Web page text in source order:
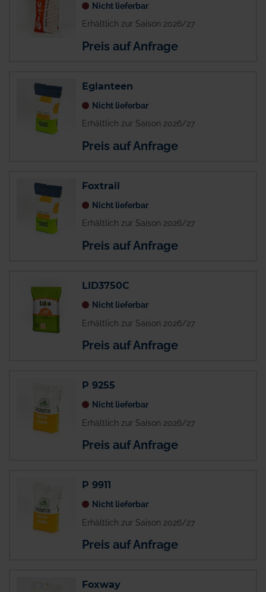
Nicht lieferbar
Erhältlich zur Saison 2026/27
Preis auf Anfrage
Eglanteen
Nicht lieferbar
Erhältlich zur Saison 2026/27
Preis auf Anfrage
Foxtrail
Nicht lieferbar
Erhältlich zur Saison 2026/27
Preis auf Anfrage
LID3750C
Nicht lieferbar
Erhältlich zur Saison 2026/27
Preis auf Anfrage
P 9255
Nicht lieferbar
Erhältlich zur Saison 2026/27
Preis auf Anfrage
P 9911
Nicht lieferbar
Erhältlich zur Saison 2026/27
Preis auf Anfrage
Foxway